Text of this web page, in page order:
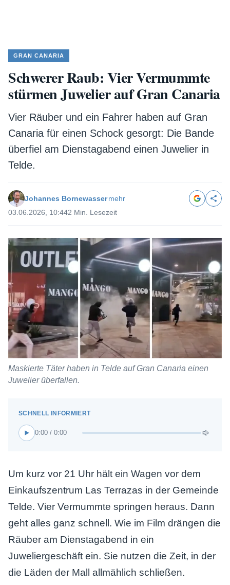
GRAN CANARIA
Schwerer Raub: Vier Vermummte
stürmen Juwelier auf Gran Canaria
Vier Räuber und ein Fahrer haben auf Gran
Canaria für einen Schock gesorgt: Die Bande
überfiel am Dienstagabend einen Juwelier in
Telde.
Johannes Bornewassermehr
03.06.2026, 10:442 Min. Lesezeit
Maskierte Täter haben in Telde auf Gran Canaria einen
Juwelier überfallen.
0:00 / 0:00
Um kurz vor 21 Uhr hält ein Wagen vor dem
Einkaufszentrum Las Terrazas in der Gemeinde
Telde. Vier Vermummte springen heraus. Dann
geht alles ganz schnell. Wie im Film drängen die
Räuber am Dienstagabend in ein
Juweliergeschäft ein. Sie nutzen die Zeit, in der
die Läden der Mall allmählich schließen.